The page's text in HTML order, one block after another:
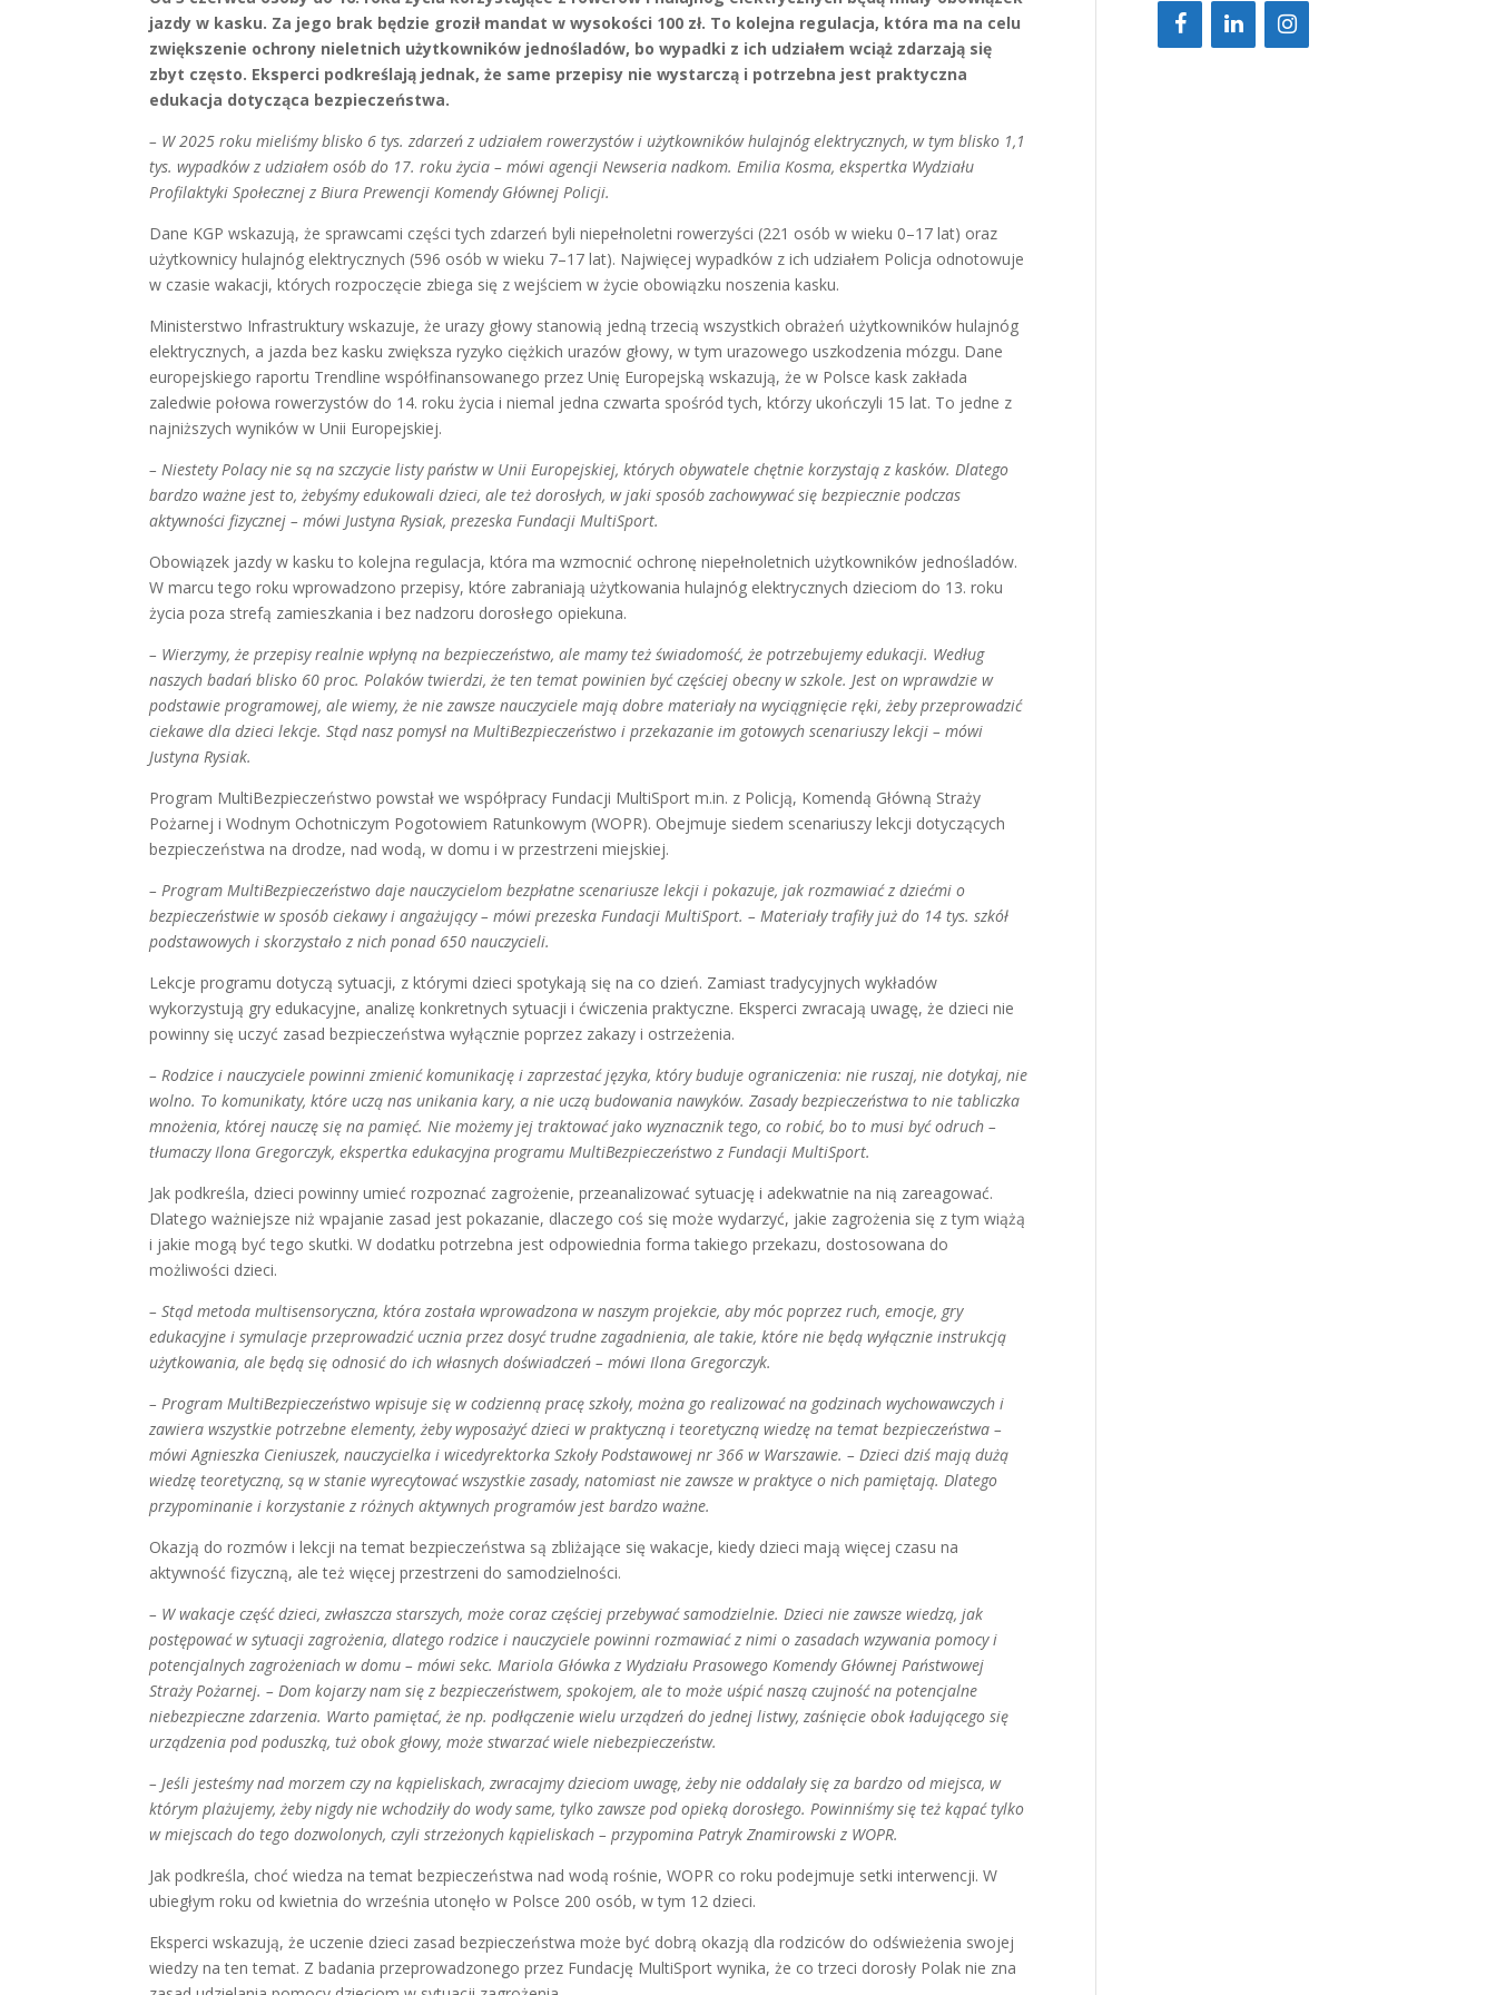
jazdy w kasku. Za jego brak będzie groził mandat w wysokości 100 zł. To kolejna regulacja, która ma na celu
zwiększenie ochrony nieletnich użytkowników jednośladów, bo wypadki z ich udziałem wciąż zdarzają się
zbyt często. Eksperci podkreślają jednak, że same przepisy nie wystarczą i potrzebna jest praktyczna
edukacja dotycząca bezpieczeństwa.
– W 2025 roku mieliśmy blisko 6 tys. zdarzeń z udziałem rowerzystów i użytkowników hulajnóg elektrycznych, w tym blisko 1,1
tys. wypadków z udziałem osób do 17. roku życia – mówi agencji Newseria nadkom. Emilia Kosma, ekspertka Wydziału
Profilaktyki Społecznej z Biura Prewencji Komendy Głównej Policji.
Dane KGP wskazują, że sprawcami części tych zdarzeń byli niepełnoletni rowerzyści (221 osób w wieku 0–17 lat) oraz
użytkownicy hulajnóg elektrycznych (596 osób w wieku 7–17 lat). Najwięcej wypadków z ich udziałem Policja odnotowuje
w czasie wakacji, których rozpoczęcie zbiega się z wejściem w życie obowiązku noszenia kasku.
Ministerstwo Infrastruktury wskazuje, że urazy głowy stanowią jedną trzecią wszystkich obrażeń użytkowników hulajnóg
elektrycznych, a jazda bez kasku zwiększa ryzyko ciężkich urazów głowy, w tym urazowego uszkodzenia mózgu. Dane
europejskiego raportu Trendline współfinansowanego przez Unię Europejską wskazują, że w Polsce kask zakłada
zaledwie połowa rowerzystów do 14. roku życia i niemal jedna czwarta spośród tych, którzy ukończyli 15 lat. To jedne z
najniższych wyników w Unii Europejskiej.
– Niestety Polacy nie są na szczycie listy państw w Unii Europejskiej, których obywatele chętnie korzystają z kasków. Dlatego
bardzo ważne jest to, żebyśmy edukowali dzieci, ale też dorosłych, w jaki sposób zachowywać się bezpiecznie podczas
aktywności fizycznej – mówi Justyna Rysiak, prezeska Fundacji MultiSport.
Obowiązek jazdy w kasku to kolejna regulacja, która ma wzmocnić ochronę niepełnoletnich użytkowników jednośladów.
W marcu tego roku wprowadzono przepisy, które zabraniają użytkowania hulajnóg elektrycznych dzieciom do 13. roku
życia poza strefą zamieszkania i bez nadzoru dorosłego opiekuna.
– Wierzymy, że przepisy realnie wpłyną na bezpieczeństwo, ale mamy też świadomość, że potrzebujemy edukacji. Według
naszych badań blisko 60 proc. Polaków twierdzi, że ten temat powinien być częściej obecny w szkole. Jest on wprawdzie w
podstawie programowej, ale wiemy, że nie zawsze nauczyciele mają dobre materiały na wyciągnięcie ręki, żeby przeprowadzić
ciekawe dla dzieci lekcje. Stąd nasz pomysł na MultiBezpieczeństwo i przekazanie im gotowych scenariuszy lekcji – mówi
Justyna Rysiak.
Program MultiBezpieczeństwo powstał we współpracy Fundacji MultiSport m.in. z Policją, Komendą Główną Straży
Pożarnej i Wodnym Ochotniczym Pogotowiem Ratunkowym (WOPR). Obejmuje siedem scenariuszy lekcji dotyczących
bezpieczeństwa na drodze, nad wodą, w domu i w przestrzeni miejskiej.
– Program MultiBezpieczeństwo daje nauczycielom bezpłatne scenariusze lekcji i pokazuje, jak rozmawiać z dziećmi o
bezpieczeństwie w sposób ciekawy i angażujący – mówi prezeska Fundacji MultiSport. – Materiały trafiły już do 14 tys. szkół
podstawowych i skorzystało z nich ponad 650 nauczycieli.
Lekcje programu dotyczą sytuacji, z którymi dzieci spotykają się na co dzień. Zamiast tradycyjnych wykładów
wykorzystują gry edukacyjne, analizę konkretnych sytuacji i ćwiczenia praktyczne. Eksperci zwracają uwagę, że dzieci nie
powinny się uczyć zasad bezpieczeństwa wyłącznie poprzez zakazy i ostrzeżenia.
– Rodzice i nauczyciele powinni zmienić komunikację i zaprzestać języka, który buduje ograniczenia: nie ruszaj, nie dotykaj, nie
wolno. To komunikaty, które uczą nas unikania kary, a nie uczą budowania nawyków. Zasady bezpieczeństwa to nie tabliczka
mnożenia, której nauczę się na pamięć. Nie możemy jej traktować jako wyznacznik tego, co robić, bo to musi być odruch –
tłumaczy Ilona Gregorczyk, ekspertka edukacyjna programu MultiBezpieczeństwo z Fundacji MultiSport.
Jak podkreśla, dzieci powinny umieć rozpoznać zagrożenie, przeanalizować sytuację i adekwatnie na nią zareagować.
Dlatego ważniejsze niż wpajanie zasad jest pokazanie, dlaczego coś się może wydarzyć, jakie zagrożenia się z tym wiążą
i jakie mogą być tego skutki. W dodatku potrzebna jest odpowiednia forma takiego przekazu, dostosowana do
możliwości dzieci.
– Stąd metoda multisensoryczna, która została wprowadzona w naszym projekcie, aby móc poprzez ruch, emocje, gry
edukacyjne i symulacje przeprowadzić ucznia przez dosyć trudne zagadnienia, ale takie, które nie będą wyłącznie instrukcją
użytkowania, ale będą się odnosić do ich własnych doświadczeń – mówi Ilona Gregorczyk.
– Program MultiBezpieczeństwo wpisuje się w codzienną pracę szkoły, można go realizować na godzinach wychowawczych i
zawiera wszystkie potrzebne elementy, żeby wyposażyć dzieci w praktyczną i teoretyczną wiedzę na temat bezpieczeństwa –
mówi Agnieszka Cieniuszek, nauczycielka i wicedyrektorka Szkoły Podstawowej nr 366 w Warszawie. – Dzieci dziś mają dużą
wiedzę teoretyczną, są w stanie wyrecytować wszystkie zasady, natomiast nie zawsze w praktyce o nich pamiętają. Dlatego
przypominanie i korzystanie z różnych aktywnych programów jest bardzo ważne.
Okazją do rozmów i lekcji na temat bezpieczeństwa są zbliżające się wakacje, kiedy dzieci mają więcej czasu na
aktywność fizyczną, ale też więcej przestrzeni do samodzielności.
– W wakacje część dzieci, zwłaszcza starszych, może coraz częściej przebywać samodzielnie. Dzieci nie zawsze wiedzą, jak
postępować w sytuacji zagrożenia, dlatego rodzice i nauczyciele powinni rozmawiać z nimi o zasadach wzywania pomocy i
potencjalnych zagrożeniach w domu – mówi sekc. Mariola Główka z Wydziału Prasowego Komendy Głównej Państwowej
Straży Pożarnej. – Dom kojarzy nam się z bezpieczeństwem, spokojem, ale to może uśpić naszą czujność na potencjalne
niebezpieczne zdarzenia. Warto pamiętać, że np. podłączenie wielu urządzeń do jednej listwy, zaśnięcie obok ładującego się
urządzenia pod poduszką, tuż obok głowy, może stwarzać wiele niebezpieczeństw.
– Jeśli jesteśmy nad morzem czy na kąpieliskach, zwracajmy dzieciom uwagę, żeby nie oddalały się za bardzo od miejsca, w
którym plażujemy, żeby nigdy nie wchodziły do wody same, tylko zawsze pod opieką dorosłego. Powinniśmy się też kąpać tylko
w miejscach do tego dozwolonych, czyli strzeżonych kąpieliskach – przypomina Patryk Znamirowski z WOPR.
Jak podkreśla, choć wiedza na temat bezpieczeństwa nad wodą rośnie, WOPR co roku podejmuje setki interwencji. W
ubiegłym roku od kwietnia do września utonęło w Polsce 200 osób, w tym 12 dzieci.
Eksperci wskazują, że uczenie dzieci zasad bezpieczeństwa może być dobrą okazją dla rodziców do odświeżenia swojej
wiedzy na ten temat. Z badania przeprowadzonego przez Fundację MultiSport wynika, że co trzeci dorosły Polak nie zna